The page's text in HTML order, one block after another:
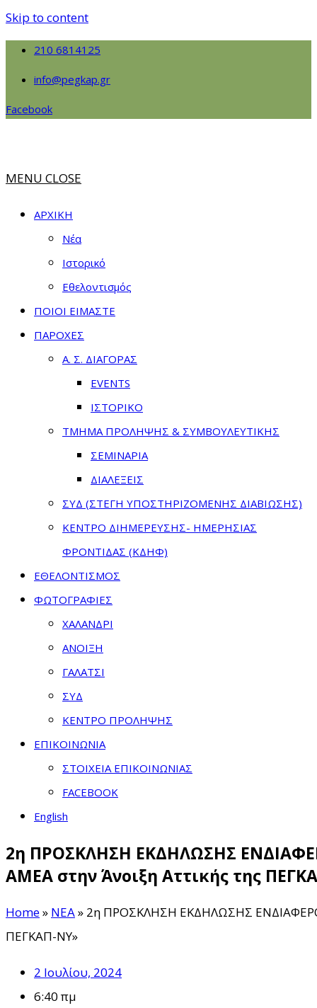
Skip to content
210 6814125
info@pegkap.gr
Facebook
MENU CLOSE
ΑΡΧΙΚΗ
Νέα
Ιστορικό
Εθελοντισμός
ΠΟΙΟΙ ΕΙΜΑΣΤΕ
ΠΑΡΟΧΕΣ
Α. Σ. ΔΙΑΓΟΡΑΣ
EVENTS
ΙΣΤΟΡΙΚΟ
ΤΜΗΜΑ ΠΡΟΛΗΨΗΣ & ΣΥΜΒΟΥΛΕΥΤΙΚΗΣ
ΣΕΜΙΝΑΡΙΑ
ΔΙΑΛΕΞΕΙΣ
ΣΥΔ (ΣΤΕΓΗ ΥΠΟΣΤΗΡΙΖΟΜΕΝΗΣ ΔΙΑΒΙΩΣΗΣ)
ΚΕΝΤΡΟ ΔΙΗΜΕΡΕΥΣΗΣ- ΗΜΕΡΗΣΙΑΣ
ΦΡΟΝΤΙΔΑΣ (ΚΔΗΦ)
ΕΘΕΛΟΝΤΙΣΜΟΣ
ΦΩΤΟΓΡΑΦΙΕΣ
ΧΑΛΑΝΔΡΙ
ΑΝΟΙΞΗ
ΓΑΛΑΤΣΙ
ΣΥΔ
ΚΕΝΤΡΟ ΠΡΟΛΗΨΗΣ
ΕΠΙΚΟΙΝΩΝΙΑ
ΣΤΟΙΧΕΙΑ ΕΠΙΚΟΙΝΩΝΙΑΣ
FACEBOOK
English
2η ΠΡΟΣΚΛΗΣΗ ΕΚΔΗΛΩΣΗΣ
ΑΜΕΑ στην Άνοιξη Αττικής της
Home» ΝΕΑ» 2η ΠΡΟΣΚΛΗΣΗ ΕΚΔΗΛΩΣΗΣ
ΠΕΓΚΑΠ-ΝΥ»
2 Ιουλίου, 2024
6:40 πμ